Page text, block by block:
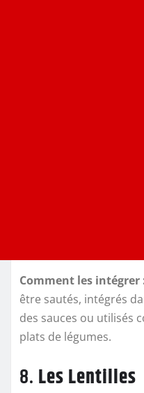
Comment les intégrer
être sautés, intégrés
des sauces ou utilisés
plats de légumes.
8. Les Lentilles